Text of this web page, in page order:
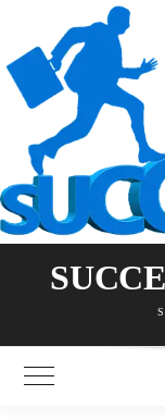
content
Toggle Main Menu